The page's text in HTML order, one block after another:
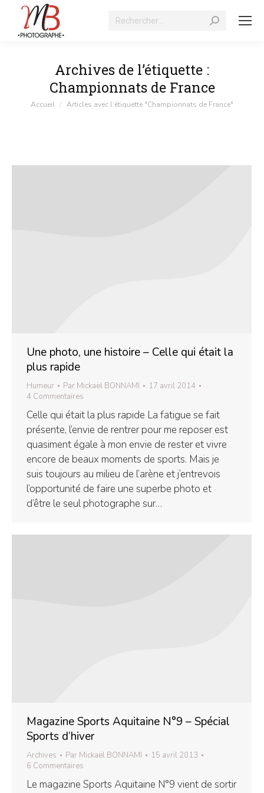
Recherche
Archives de l’étiquette :
Championnats de France
Vous êtes ici :
Accueil Articles avec l’étiquette "Championnats de France"
Une photo, une histoire – Celle qui était la
plus rapide
Humeur Par Mickaël BONNAMI
17 avril 2014
4 Commentaires
Celle qui était la plus rapide La fatigue se fait
présente, l’envie de rentrer pour me reposer est
quasiment égale à mon envie de rester et vivre
encore de beaux moments de sports. Mais je
suis toujours au milieu de l’arène et j’entrevois
l’opportunité de faire une superbe photo et
d’être le seul photographe sur…
Magazine Sports Aquitaine N°9 – Spécial
Sports d’hiver
Archives Par Mickaël BONNAMI
15 avril 2013
6 Commentaires
Le magazine Sports Aquitaine N°9 vient de sortir